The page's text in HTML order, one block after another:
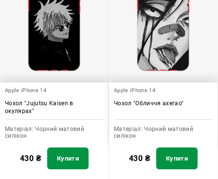
Apple iPhone 14
Чохол "Jujutsu Kaisen в
окулярах"
Матеріал: Чорний матовий
силікон
430 ₴ Купити
Apple iPhone 14
Чохол "Обличчя ахегао"
Матеріал: Чорний матовий
силікон
430 ₴ Купити